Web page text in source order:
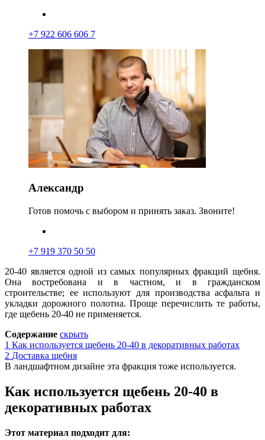
+7 922 606 606 7
Александр
Готов помочь с выбором и принять заказ. Звоните!
+7 919 370 50 50
20-40 является одной из самых популярных фракций щебня.
Она востребована и в частном, и в гражданском
строительстве; ее используют для производства асфальта и
укладки дорожного полотна. Проще перечислить те работы,
где щебень 20-40 не применяется.
Содержание скрыть
1 Как используется щебень 20-40 в декоративных работах
2 Доставка щебня
В ландшафтном дизайне эта фракция тоже используется.
Как используется щебень 20-40 в
декоративных работах
Этот материал подходит для: